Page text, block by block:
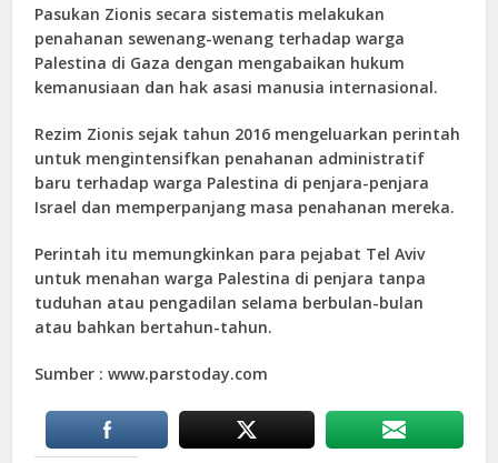
Pasukan Zionis secara sistematis melakukan
penahanan sewenang-wenang terhadap warga
Palestina di Gaza dengan mengabaikan hukum
kemanusiaan dan hak asasi manusia internasional.
Rezim Zionis sejak tahun 2016 mengeluarkan perintah
untuk mengintensifkan penahanan administratif
baru terhadap warga Palestina di penjara-penjara
Israel dan memperpanjang masa penahanan mereka.
Perintah itu memungkinkan para pejabat Tel Aviv
untuk menahan warga Palestina di penjara tanpa
tuduhan atau pengadilan selama berbulan-bulan
atau bahkan bertahun-tahun.
Sumber : www.parstoday.com